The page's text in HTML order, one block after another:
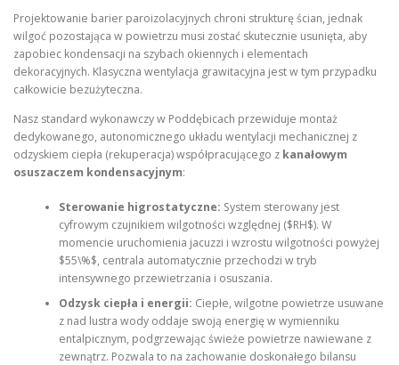
Projektowanie barier paroizolacyjnych chroni strukturę ścian, jednak
wilgoć pozostająca w powietrzu musi zostać skutecznie usunięta, aby
zapobiec kondensacji na szybach okiennych i elementach
dekoracyjnych. Klasyczna wentylacja grawitacyjna jest w tym przypadku
całkowicie bezużyteczna.
Nasz standard wykonawczy w Poddębicach przewiduje montaż
dedykowanego, autonomicznego układu wentylacji mechanicznej z
odzyskiem ciepła (rekuperacja) współpracującego z kanałowym
osuszaczem kondensacyjnym:
Sterowanie higrostatyczne: System sterowany jest
cyfrowym czujnikiem wilgotności względnej ($RH$). W
momencie uruchomienia jacuzzi i wzrostu wilgotności powyżej
$55\%$, centrala automatycznie przechodzi w tryb
intensywnego przewietrzania i osuszania.
Odzysk ciepła i energii: Ciepłe, wilgotne powietrze usuwane
z nad lustra wody oddaje swoją energię w wymienniku
entalpicznym, podgrzewając świeże powietrze nawiewane z
zewnątrz. Pozwala to na zachowanie doskonałego bilansu